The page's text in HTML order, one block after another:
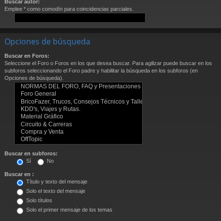
Buscar autor:
Emplee * como comodín para coincidencias parciales.
Opciones de búsqueda
Buscar en Foros:
Seleccione el Foro o Foros en los que desea buscar. Para agilizar puede buscar en los
subforos seleccionando el Foro padre y habilitar la búsqueda en los subforos (en
Opciones de búsqueda).
Buscar en subforos:
Sí
No
Buscar en :
Título y texto del mensaje
Solo el texto del mensaje
Solo títulos
Solo el primer mensaje de los temas